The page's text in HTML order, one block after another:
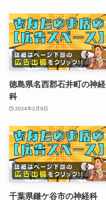
徳島県名西郡石井町の神経
科
2024年2月9日
千葉県鎌ケ谷市の神経科